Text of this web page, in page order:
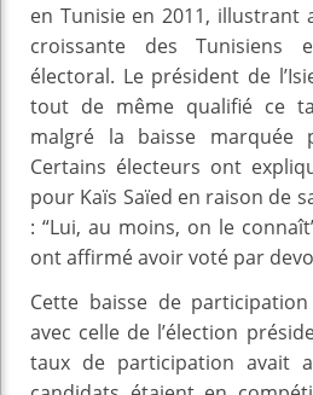
en Tunisie en 2011, illustrant
croissante des Tunisiens
électoral. Le président de
tout de même qualifié ce
malgré la baisse marquée
Certains électeurs ont
pour Kaïs Saïed en raison de
: “Lui, au moins, on le
ont affirmé avoir voté par
Cette baisse de
avec celle de l’élection
taux de participation avait